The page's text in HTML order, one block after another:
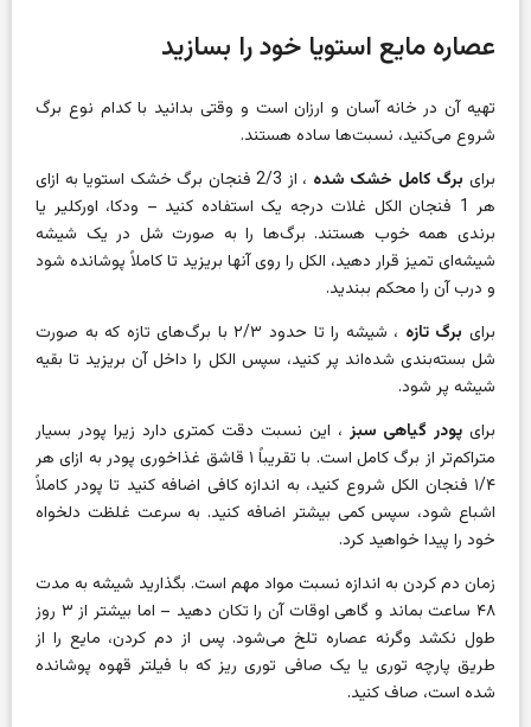
عصاره مایع استویا خود را بسازید
تهیه آن در خانه آسان و ارزان است و وقتی بدانید با کدام نوع برگ
شروع می‌کنید، نسبت‌ها ساده هستند.
برای برگ کامل خشک شده
، از 2/3 فنجان برگ خشک استویا به ازای
هر 1 فنجان الکل غلات درجه یک استفاده کنید – ودکا، اورکلیر یا
برندی همه خوب هستند. برگ‌ها را به صورت شل در یک شیشه
شیشه‌ای تمیز قرار دهید، الکل را روی آنها بریزید تا کاملاً پوشانده شود
و درب آن را محکم ببندید.
برای برگ تازه
، شیشه را تا حدود ۲/۳ با برگ‌های تازه که به صورت
شل بسته‌بندی شده‌اند پر کنید، سپس الکل را داخل آن بریزید تا بقیه
شیشه پر شود.
برای پودر گیاهی سبز ، این نسبت دقت کمتری دارد زیرا پودر بسیار
متراکم‌تر از برگ کامل است. با تقریباً ۱ قاشق غذاخوری پودر به ازای هر
۱/۴ فنجان الکل شروع کنید، به اندازه کافی اضافه کنید تا پودر کاملاً
اشباع شود، سپس کمی بیشتر اضافه کنید. به سرعت غلظت دلخواه
خود را پیدا خواهید کرد.
زمان دم کردن به اندازه نسبت مواد مهم است. بگذارید شیشه به مدت
۴۸ ساعت بماند و گاهی اوقات آن را تکان دهید – اما بیشتر از ۳ روز
طول نکشد وگرنه عصاره تلخ می‌شود. پس از دم کردن، مایع را از
طریق پارچه توری یا یک صافی توری ریز که با فیلتر قهوه پوشانده
شده است، صاف کنید.